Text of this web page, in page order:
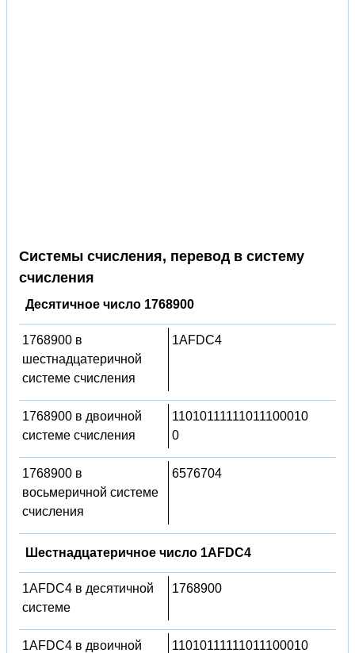
Системы счисления, перевод в систему
счисления
Десятичное число 1768900
1768900 в
шестнадцатеричной
системе счисления
1AFDC4
1768900 в двоичной
системе счисления
11010111111011100010
0
1768900 в
восьмеричной системе
счисления
6576704
Шестнадцатеричное число 1AFDC4
1AFDC4 в десятичной
системе
1768900
1AFDC4 в двоичной
11010111111011100010